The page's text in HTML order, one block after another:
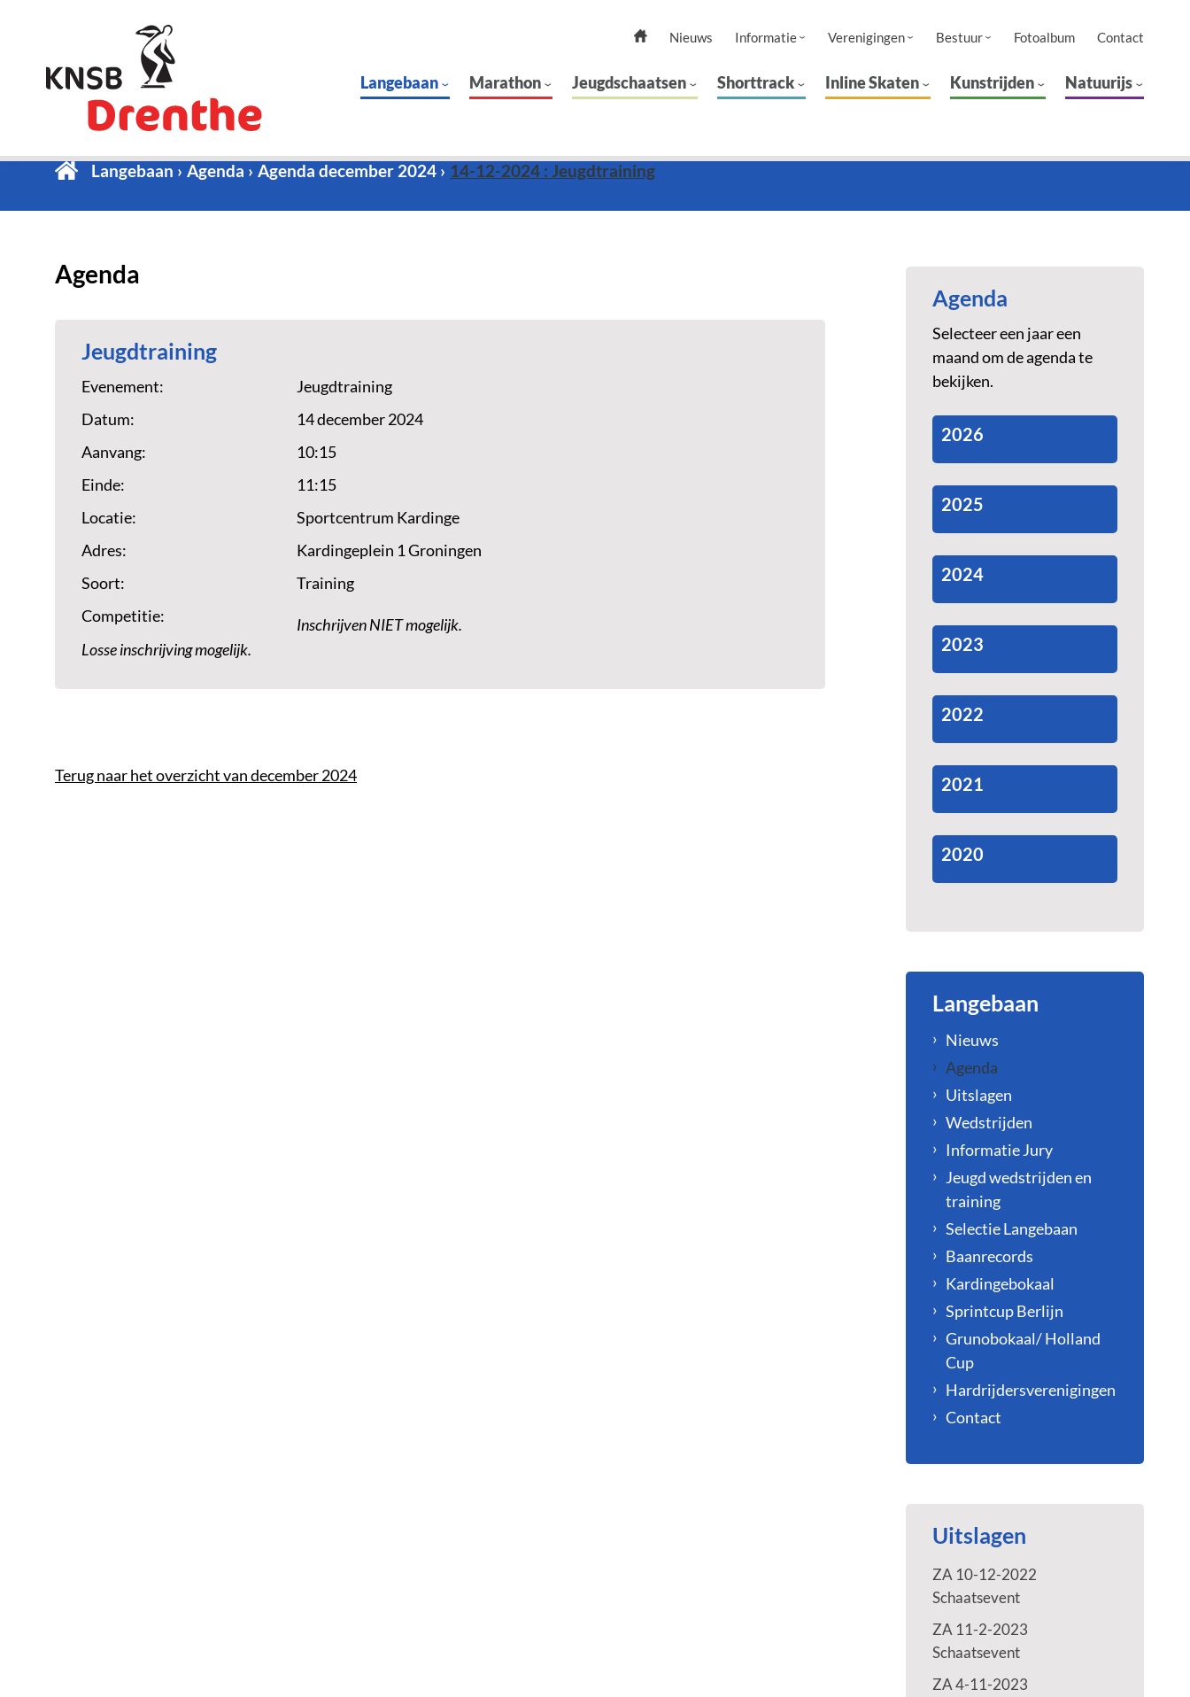
Nieuws Informatie Verenigingen Bestuur Fotoalbum Contact
Langebaan Marathon Jeugdschaatsen Shorttrack Inline Skaten Kunstrijden Natuurijs
Langebaan Agenda Agenda december 2024 14-12-2024 : Jeugdtraining
Agenda
Jeugdtraining
Evenement:
Jeugdtraining
Datum:
14 december 2024
Aanvang:
10:15
Einde:
11:15
Locatie:
Sportcentrum Kardinge
Adres:
Kardingeplein 1 Groningen
Soort:
Training
Competitie:
Inschrijven NIET mogelijk.
Losse inschrijving mogelijk.
Terug naar het overzicht van december 2024
Agenda
Selecteer een jaar een
maand om de agenda te
bekijken.
2026
2025
2024
2023
2022
2021
2020
Langebaan
Nieuws
Agenda
Uitslagen
Wedstrijden
Informatie Jury
Jeugd wedstrijden en
training
Selectie Langebaan
Baanrecords
Kardingebokaal
Sprintcup Berlijn
Grunobokaal/ Holland
Cup
Hardrijdersverenigingen
Contact
Uitslagen
ZA 10-12-2022
Schaatsevent
ZA 11-2-2023
Schaatsevent
ZA 4-11-2023